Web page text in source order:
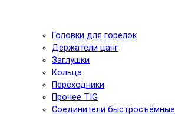
Головки для горелок
Держатели цанг
Заглушки
Кольца
Переходники
Прочее TIG
Соединители быстросъёмные